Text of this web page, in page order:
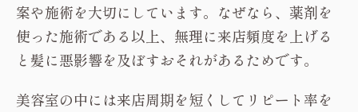
案や施術を大切にしています。なぜなら、薬剤を
使った施術である以上、無理に来店頻度を上げる
と髪に悪影響を及ぼすおそれがあるためです。
美容室の中には来店周期を短くしてリピート率を